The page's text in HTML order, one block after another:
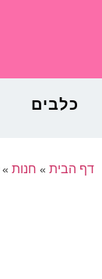
כלבים
דף הבית » חנות »